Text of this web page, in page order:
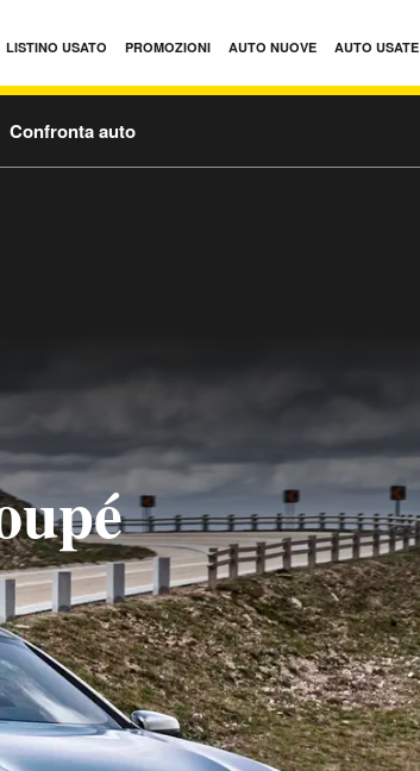
LISTINO USATO PROMOZIONI AUTO NUOVE AUTO USATE
Confronta auto